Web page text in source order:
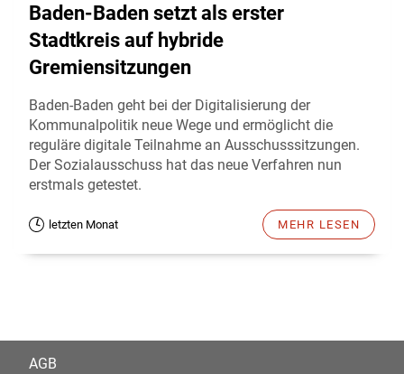
Baden-Baden setzt als erster
Stadtkreis auf hybride
Gremiensitzungen
Baden-Baden geht bei der Digitalisierung der
Kommunalpolitik neue Wege und ermöglicht die
reguläre digitale Teilnahme an Ausschusssitzungen.
Der Sozialausschuss hat das neue Verfahren nun
erstmals getestet.
letzten Monat MEHR LESEN
AGB